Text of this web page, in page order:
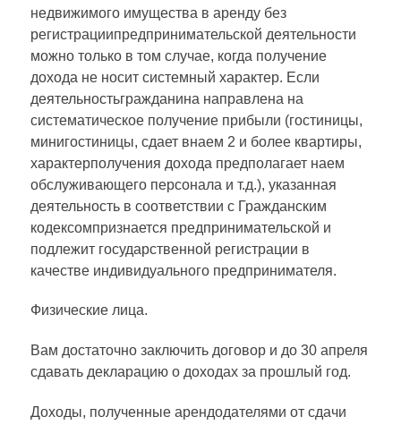
недвижимого имущества в аренду без
регистрациипредпринимательской деятельности
можно только в том случае, когда получение
дохода не носит системный характер. Если
деятельностьгражданина направлена на
систематическое получение прибыли (гостиницы,
минигостиницы, сдает внаем 2 и более квартиры,
характерполучения дохода предполагает наем
обслуживающего персонала и т.д.), указанная
деятельность в соответствии с Гражданским
кодексомпризнается предпринимательской и
подлежит государственной регистрации в
качестве индивидуального предпринимателя.
Физические лица.
Вам достаточно заключить договор и до 30 апреля
сдавать декларацию о доходах за прошлый год.
Доходы, полученные арендодателями от сдачи